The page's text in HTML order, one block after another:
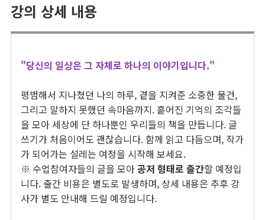
강의 상세 내용
"당신의 일상은 그 자체로 하나의 이야기입니다."
평범해서 지나쳤던 나의 하루, 곁을 지켜준 소중한 물건,
그리고 말하지 못했던 속마음까지. 흩어진 기억의 조각들
을 모아 세상에 단 하나뿐인 우리들의 책을 만듭니다. 글
쓰기가 처음이어도 괜찮습니다. 함께 읽고 다듬으며, 작가
가 되어가는 설레는 여정을 시작해 보세요.
※ 수업참여자들의 글을 모아 공저 형태로 출간할 예정입
니다. 출간 비용은 별도로 발생하며, 상세 내용은 추후 강
사가 별도 안내해 드릴 예정입니다.